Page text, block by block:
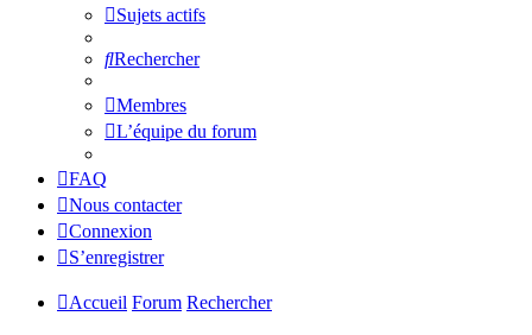
Sujets actifs
Rechercher
Membres
L’équipe du forum
FAQ
Nous contacter
Connexion
S’enregistrer
Accueil Forum Rechercher